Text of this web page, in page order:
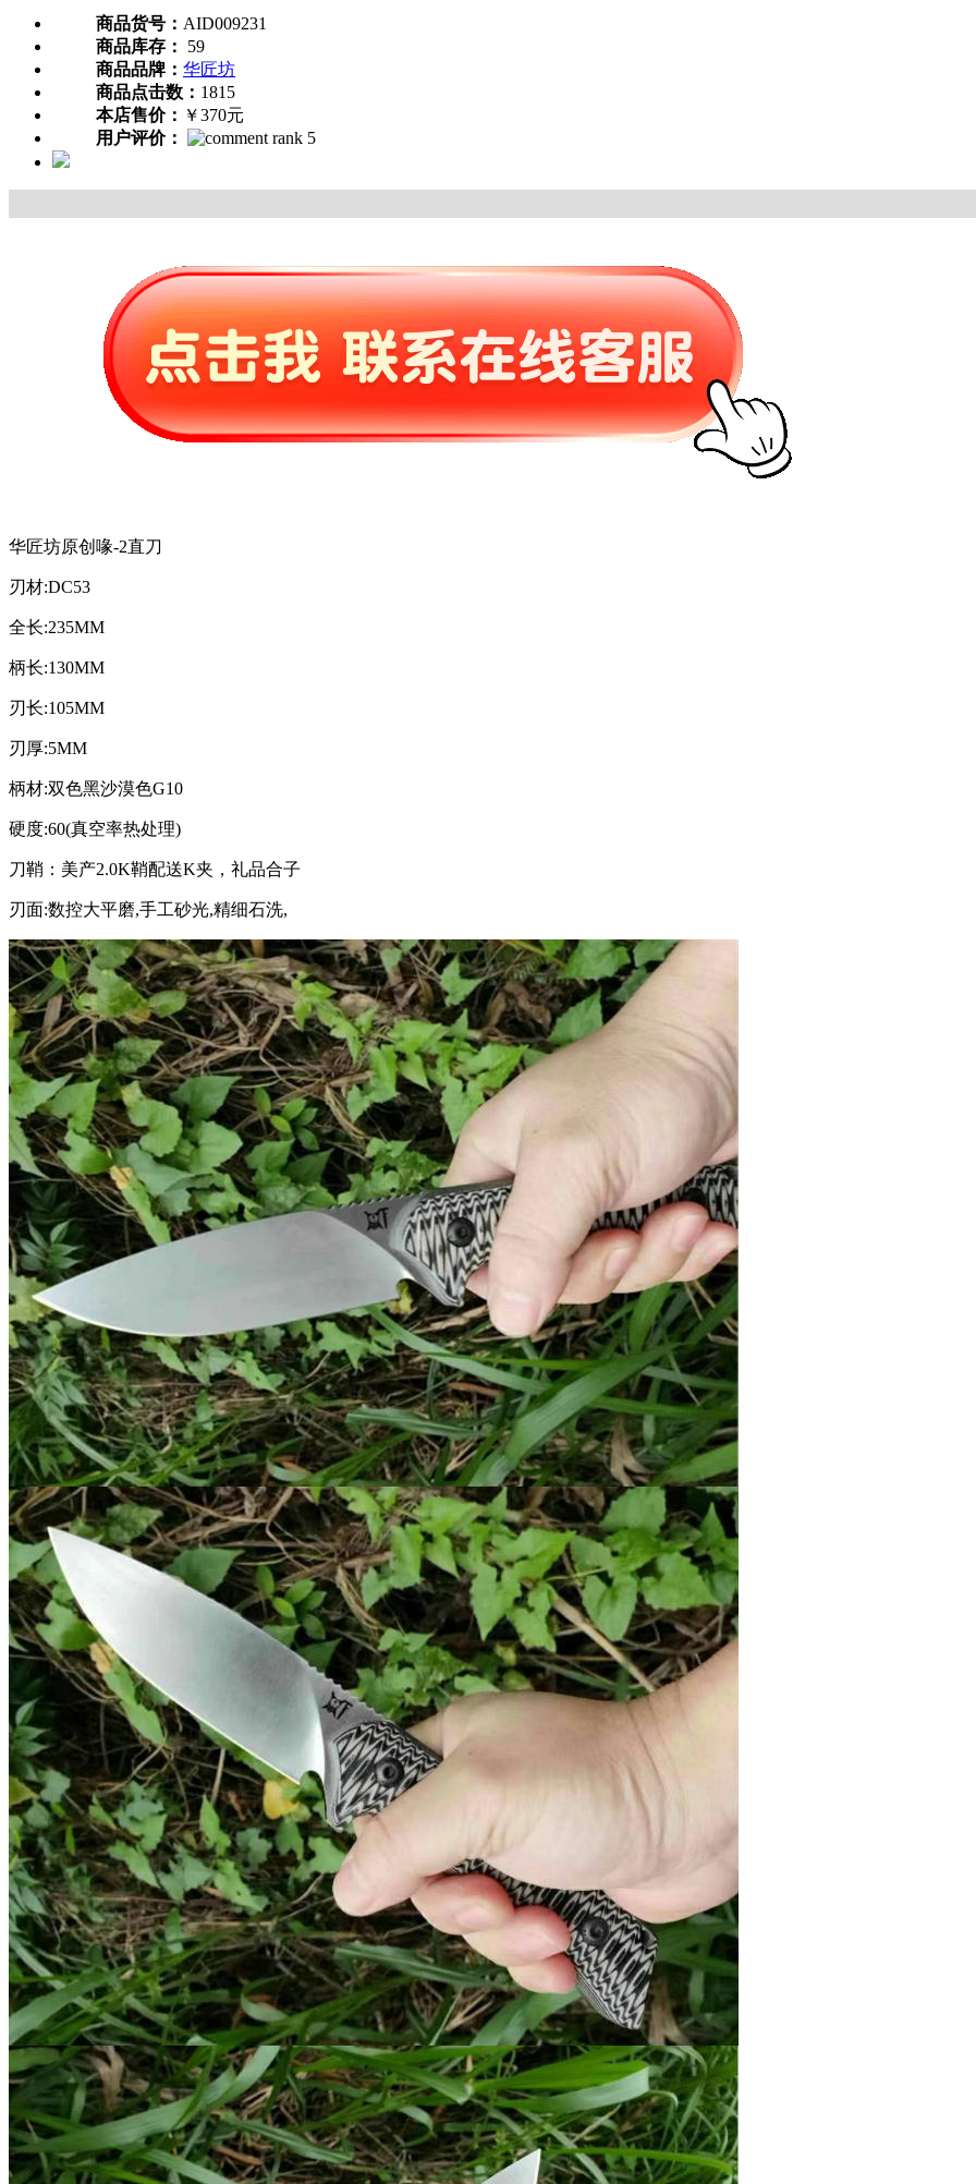
商品货号： AID009231
商品库存：
59
商品品牌： 华匠坊
商品点击数： 1815
本店售价： ￥370元
用户评价：
华匠坊原创喙-2直刀
刃材:DC53
全长:235MM
柄长:130MM
刃长:105MM
刃厚:5MM
柄材:双色黑沙漠色G10
硬度:60(真空率热处理)
刀鞘：美产2.0K鞘配送K夹，礼品合子
刃面:数控大平磨,手工砂光,精细石洗,